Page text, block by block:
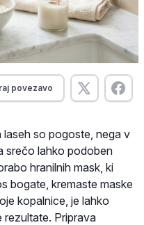
povezavo
laseh so pogoste, nega v
srečo lahko podoben
hranilnih mask, ki
bogate, kremaste maske
kopalnice, je lahko
rezultate. Priprava